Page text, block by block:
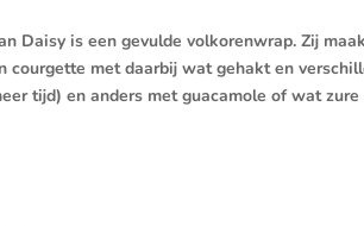
Daisy is een gevulde volkorenwrap. Zij
courgette met daarbij wat gehakt en
tijd) en anders met guacamole of wat zure